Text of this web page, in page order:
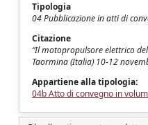
Tipologia
04 Pubblicazione in atti di
Citazione
“Il motopropulsore elettrico
Taormina (Italia) 10-12
Appartiene alla tipologia:
04b Atto di convegno in